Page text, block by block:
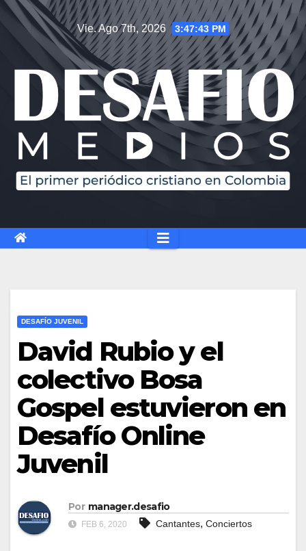
Saltar
contenido
Vie. Ago 7th, 2026 3:47:43 PM
DESAFÍO JUVENIL
David Rubio y el
colectivo Bosa
Gospel estuvieron en
Desafío Online
Juvenil
Por manager.desafio
FEB 6, 2020 Cantantes, Conciertos